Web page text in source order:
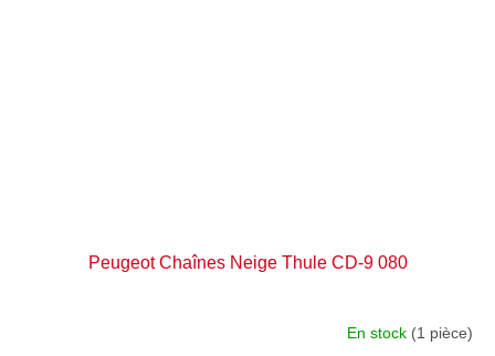
Peugeot Chaînes Neige Thule CD-9 080
En stock (1 pièce)